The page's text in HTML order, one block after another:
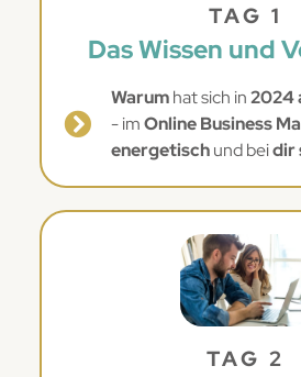
TAG 1
Das Wissen und
Warumhat sich in2024
- imOnline Business
energetischund beidir
TAG 2